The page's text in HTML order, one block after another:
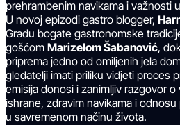
prehrambenim navikama i važnosti
U novoj epizodi gastro blogger,
Gradu bogate gastronomske
gošćom Marizelom Šabanović,
priprema jedno od omiljenih jela
gledatelji imati priliku vidjeti proces
emisija donosi i zanimljiv razgovor
ishrane, zdravim navikama i
u savremenom načinu života.